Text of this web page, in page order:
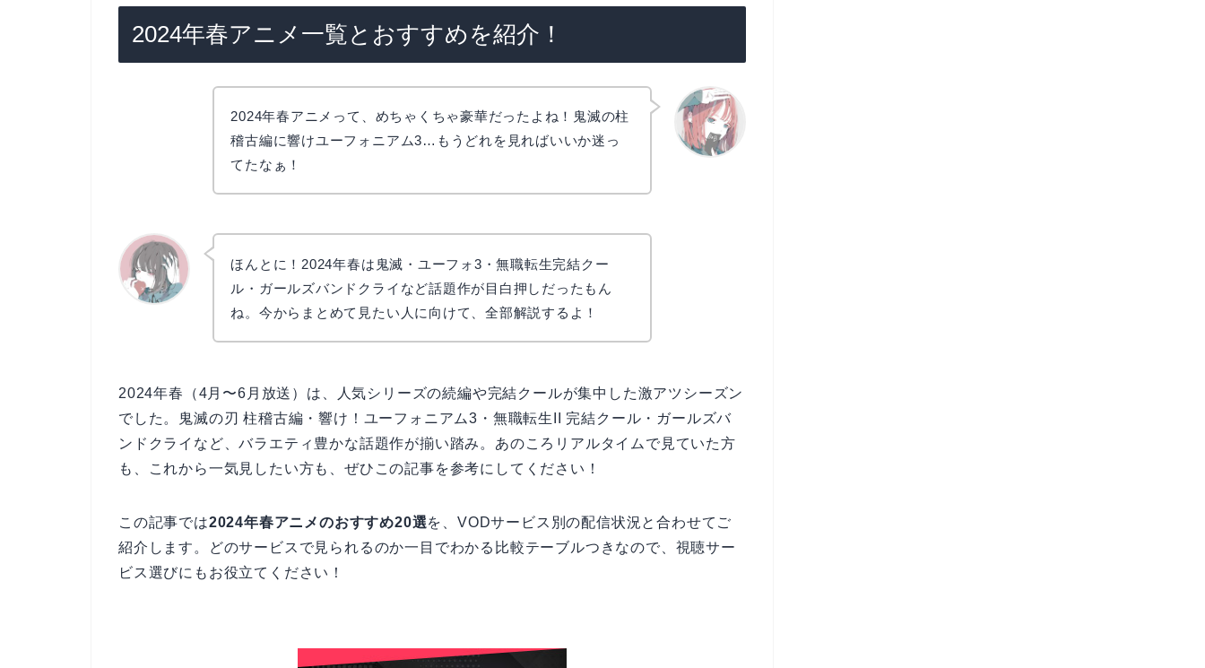
2024年春アニメ一覧とおすすめを紹介！
2024年春アニメって、めちゃくちゃ豪華だったよね！鬼滅の柱
稽古編に響けユーフォニアム3…もうどれを見ればいいか迷っ
てたなぁ！
ほんとに！2024年春は鬼滅・ユーフォ3・無職転生完結クー
ル・ガールズバンドクライなど話題作が目白押しだったもん
ね。今からまとめて見たい人に向けて、全部解説するよ！
2024年春（4月〜6月放送）は、人気シリーズの続編や完結クールが集中した激アツシーズン
でした。鬼滅の刃 柱稽古編・響け！ユーフォニアム3・無職転生II 完結クール・ガールズバ
ンドクライなど、バラエティ豊かな話題作が揃い踏み。あのころリアルタイムで見ていた方
も、これから一気見したい方も、ぜひこの記事を参考にしてください！
この記事では2024年春アニメのおすすめ20選を、VODサービス別の配信状況と合わせてご
紹介します。どのサービスで見られるのか一目でわかる比較テーブルつきなので、視聴サー
ビス選びにもお役立てください！